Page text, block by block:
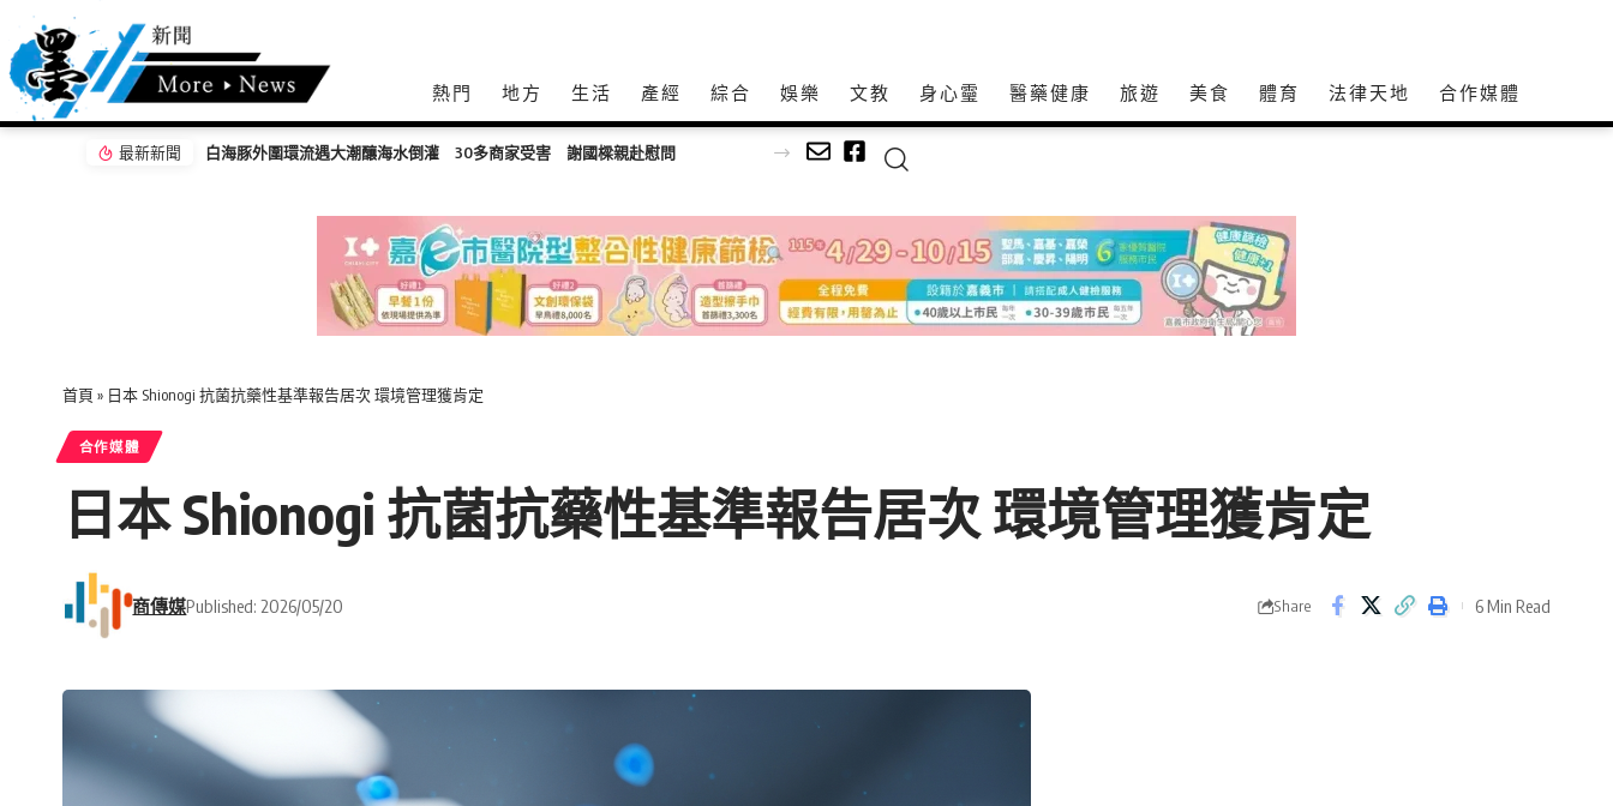
熱門 地方 生活 產經 綜合 娛樂 文教 身心𩆜 醫藥健康 旅遊 美食 體育 法律天地 合作媒體
最新新聞 白海豚外圍環流遇大潮釀海水倒灌 30多商家受害 謝國樑親赴慰問
首頁 » 日本 Shionogi 抗菌抗藥性基準報告居次 環境管理獲肯定
合作媒體
日本 Shionogi 抗菌抗藥性基準報告居次 環境管理獲肯定
商傳媒Published: 2026/05/20 Share 6 Min Read